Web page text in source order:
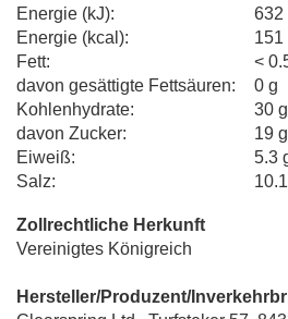
Energie (kJ):
632
Energie (kcal):
151
Fett:
<
davon gesättigte Fettsäuren:
0 g
Kohlenhydrate:
30 g
davon Zucker:
19 g
Eiweiß:
5.3
Salz:
Zollrechtliche Herkunft
Vereinigtes Königreich
Hersteller/Produzent/